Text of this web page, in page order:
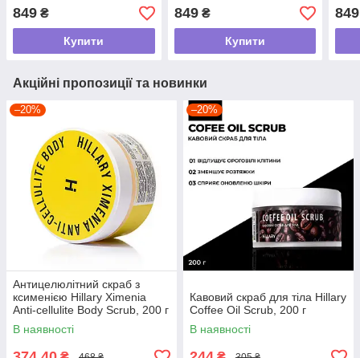
походження, 600 г
849 ₴
Купити
походження, 600 мл
849₴
Купити
849
Акційні пропозиції та новинки
–20%
Антицелюлітний скраб з
ксименією Hillary Хimenia
Anti-cellulite Body Scrub, 200 г
В наявності
–20%
Кавовий скраб для тіла Hillary
Coffee Oil Scrub, 200 г
В наявності